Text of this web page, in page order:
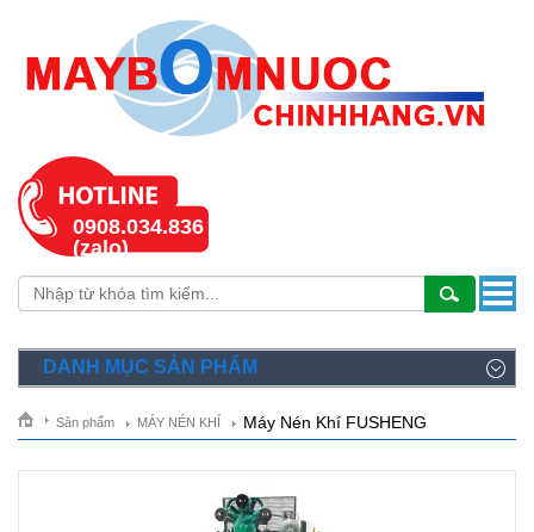
0908.034.836
(zalo)
DANH MỤC SẢN PHẨM
Sản phẩm MÁY NÉN KHÍ Máy Nén Khí FUSHENG